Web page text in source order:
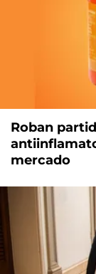
Roban
mercado